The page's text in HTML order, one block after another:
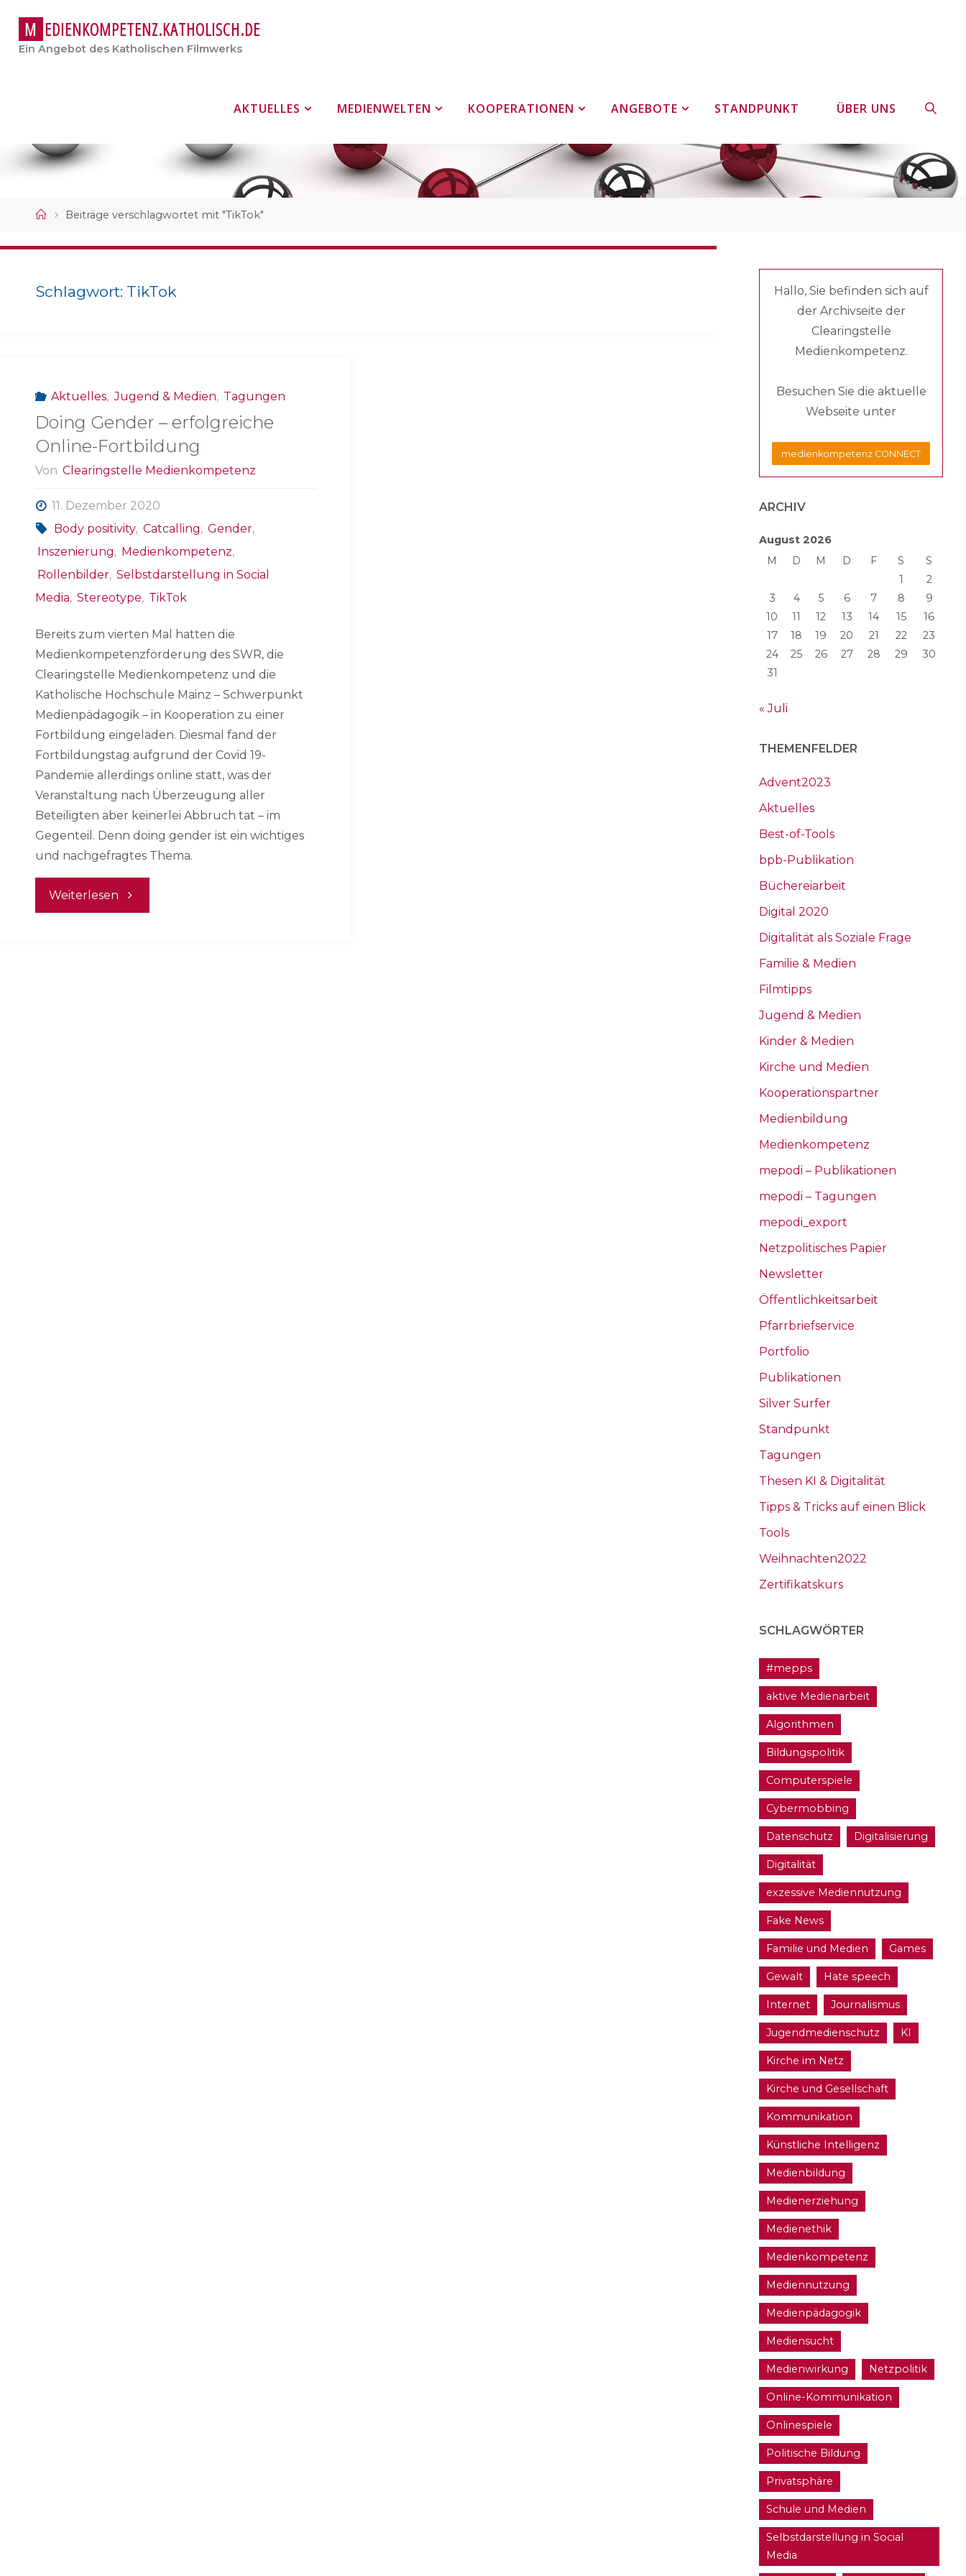
M EDIENKOMPETENZ.KATHOLISCH.DE
Ein Angebot des Katholischen Filmwerks
springen
AKTUELLES MEDIENWELTEN KOOPERATIONEN ANGEBOTE STANDPUNKT ÜBER UNS
StartBeiträge verschlagwortet mit "TikTok"
Schlagwort: TikTok
Aktuelles, Jugend & Medien, Tagungen
Doing Gender – erfolgreiche
Online-Fortbildung
Von Clearingstelle Medienkompetenz
11. Dezember 2020
Body positivity, Catcalling, Gender,
Inszenierung, Medienkompetenz,
Rollenbilder, Selbstdarstellung in Social
Media, Stereotype, TikTok
Bereits zum vierten Mal hatten die
Medienkompetenzförderung des SWR, die
Clearingstelle Medienkompetenz und die
Katholische Hochschule Mainz – Schwerpunkt
Medienpädagogik – in Kooperation zu einer
Fortbildung eingeladen. Diesmal fand der
Fortbildungstag aufgrund der Covid 19-
Pandemie allerdings online statt, was der
Veranstaltung nach Überzeugung aller
Beteiligten aber keinerlei Abbruch tat – im
Gegenteil. Denn doing gender ist ein wichtiges
und nachgefragtes Thema.
Weiterlesen "Doing
Hallo, Sie befinden sich auf
der Archivseite der
Clearingstelle
Medienkompetenz.
Besuchen Sie die aktuelle
Webseite unter
medienkompetenz CONNECT
ARCHIV
August 2026
M
D M D F S
S
1
2
3
4 5 6 7 8
9
10
11 12 13 14 15
16
17
18 19 20 21 22
23
24
25 26 27 28 29
30
31
« Juli
THEMENFELDER
Advent2023
Aktuelles
Best-of-Tools
bpb-Publikation
Büchereiarbeit
Digital 2020
Digitalität als Soziale Frage
Familie & Medien
Filmtipps
Jugend & Medien
Kinder & Medien
Kirche und Medien
Kooperationspartner
Medienbildung
Medienkompetenz
mepodi – Publikationen
mepodi – Tagungen
mepodi_export
Netzpolitisches Papier
Newsletter
Öffentlichkeitsarbeit
Pfarrbriefservice
Portfolio
Publikationen
Silver Surfer
Standpunkt
Tagungen
Thesen KI & Digitalität
Tipps & Tricks auf einen Blick
Tools
Weihnachten2022
Zertifikatskurs
SCHLAGWÖRTER
#mepps
aktive Medienarbeit
Algorithmen
Bildungspolitik
Computerspiele
Cybermobbing
Datenschutz Digitalisierung
Digitalität
exzessive Mediennutzung
Fake News
Familie und Medien Games
Gewalt Hate speech
Internet Journalismus
Jugendmedienschutz KI
Kirche im Netz
Kirche und Gesellschaft
Kommunikation
Künstliche Intelligenz
Medienbildung
Medienerziehung
Medienethik
Medienkompetenz
Mediennutzung
Medienpädagogik
Mediensucht
Medienwirkung Netzpolitik
Online-Kommunikation
Onlinespiele
Politische Bildung
Privatsphäre
Schule und Medien
Selbstdarstellung in Social
Media